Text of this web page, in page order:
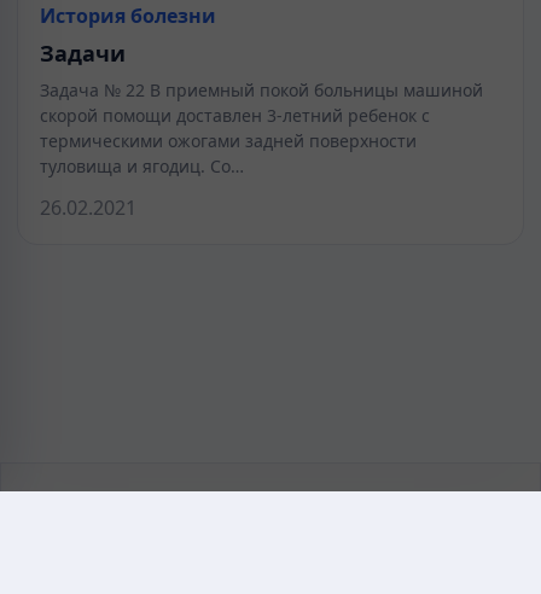
История болезни
Задачи
Задача № 22 В приемный покой больницы машиной
скорой помощи доставлен 3-летний ребенок с
термическими ожогами задней поверхности
туловища и ягодиц. Со…
26.02.2021
KAZMEDIC.ORG